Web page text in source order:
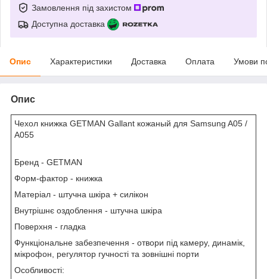
Замовлення під захистом
Доступна доставка
Опис Характеристики Доставка Оплата Умови
Опис
Чехол книжка GETMAN Gallant кожаный для Samsung A05 /
A055
Бренд - GETMAN
Форм-фактор - книжка
Матеріал - штучна шкіра + силікон
Внутрішнє оздоблення - штучна шкіра
Поверхня - гладка
Функціональне забезпечення - отвори під камеру, динамік,
мікрофон, регулятор гучності та зовнішні порти
Особливості: